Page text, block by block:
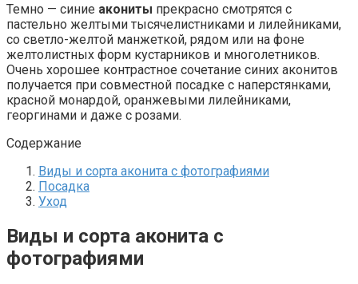
Темно — синие акониты прекрасно смотрятся с
пастельно желтыми тысячелистниками и лилейниками,
со светло-желтой манжеткой, рядом или на фоне
желтолистных форм кустарников и многолетников.
Очень хорошее контрастное сочетание синих аконитов
получается при совместной посадке с наперстянками,
красной монардой, оранжевыми лилейниками,
георгинами и даже с розами.
Содержание
Виды и сорта аконита с фотографиями
Посадка
Уход
Виды и сорта аконита с
фотографиями